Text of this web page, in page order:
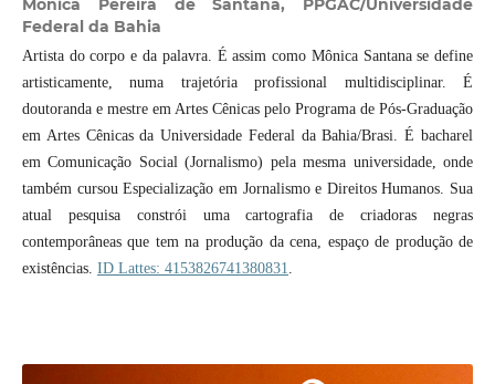
Monica Pereira de Santana, PPGAC/Universidade
Federal da Bahia
Artista do corpo e da palavra. É assim como Mônica Santana se define
artisticamente, numa trajetória profissional multidisciplinar. É
doutoranda e mestre em Artes Cênicas pelo Programa de Pós-Graduação
em Artes Cênicas da Universidade Federal da Bahia/Brasi. É bacharel
em Comunicação Social (Jornalismo) pela mesma universidade, onde
também cursou Especialização em Jornalismo e Direitos Humanos. Sua
atual pesquisa constrói uma cartografia de criadoras negras
contemporâneas que tem na produção da cena, espaço de produção de
existências. ID Lattes: 4153826741380831.